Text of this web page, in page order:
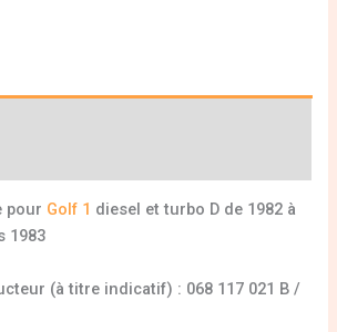
pour Golf 1 diesel et turbo D de 1982 à
1983
(à titre indicatif) : 068 117 021 B /